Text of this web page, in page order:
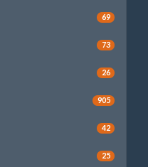
69
73
26
905
42
25